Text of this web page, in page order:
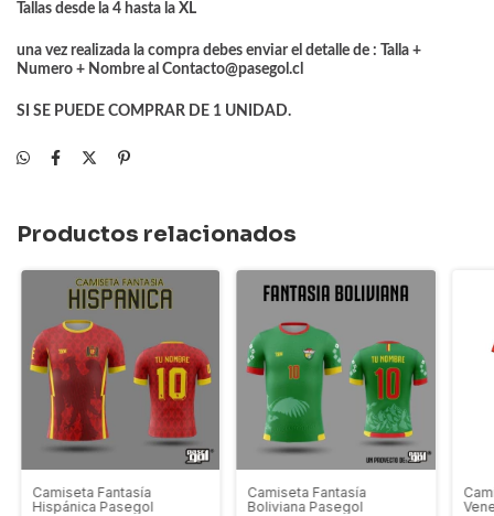
Tallas desde la 4 hasta la XL
una vez realizada la compra debes enviar el detalle de : Talla +
Numero + Nombre al Contacto@pasegol.cl
SI SE PUEDE COMPRAR DE 1 UNIDAD.
Productos relacionados
Camiseta Fantasía
Hispánica Pasegol
Camiseta Fantasía
Boliviana Pasegol